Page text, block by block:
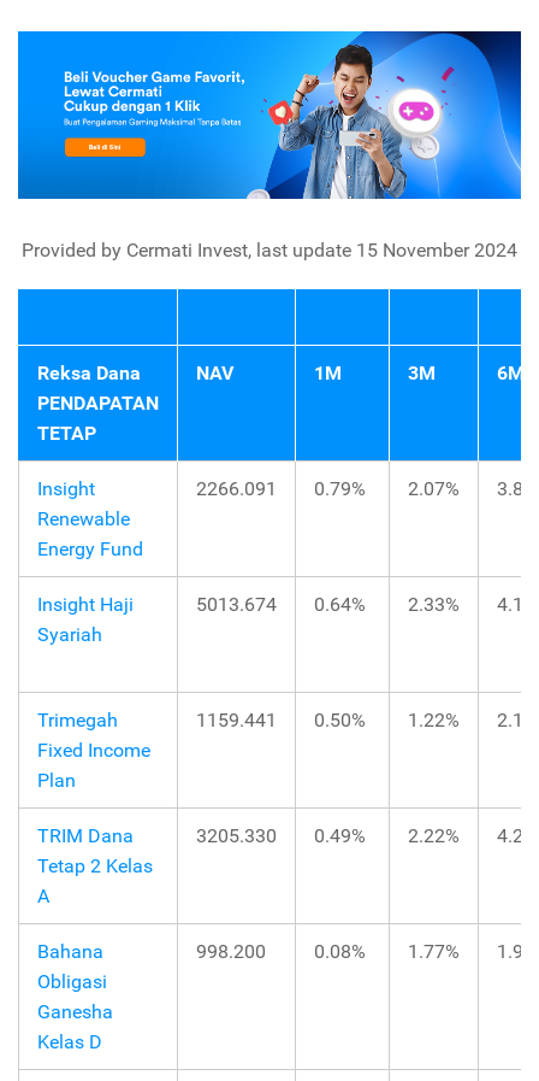
Provided by Cermati Invest, last update 15 November 2024
Reksa Dana
PENDAPATAN
TETAP
NAV 1M 3M 6M
Insight
Renewable
Energy Fund
2266.091 0.79% 2.07%
Insight Haji
Syariah
5013.674 0.64% 2.33%
Trimegah
Fixed Income
Plan
1159.441 0.50% 1.22%
TRIM Dana
Tetap 2 Kelas
A
3205.330 0.49% 2.22%
Bahana
Obligasi
Ganesha
Kelas D
998.200 0.08% 1.77%